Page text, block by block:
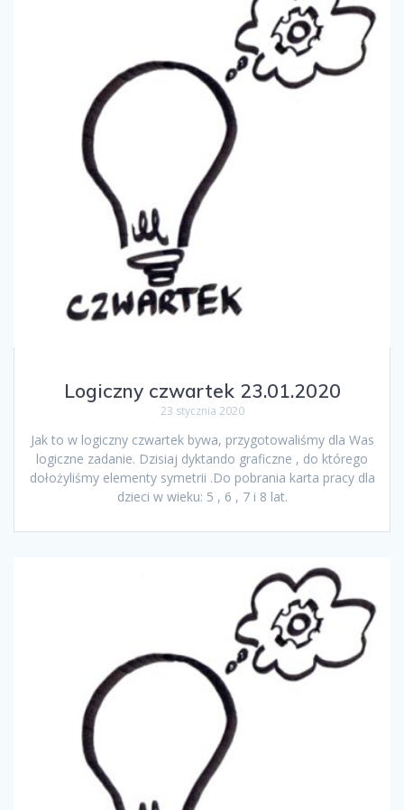
Logiczny czwartek 23.01.2020
23 stycznia 2020
Jak to w logiczny czwartek bywa, przygotowaliśmy dla Was
logiczne zadanie. Dzisiaj dyktando graficzne , do którego
dołożyliśmy elementy symetrii .Do pobrania karta pracy dla
dzieci w wieku: 5 , 6 , 7 i 8 lat.